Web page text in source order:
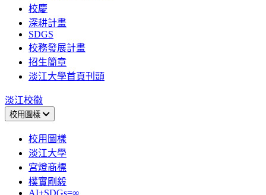
校慶
深耕計畫
SDGS
校務發展計畫
招生簡章
淡江大學首頁刊頭
淡江校徽
校用圖樣
校用圖樣
淡江大學
宮燈商標
樸實剛毅
AI+SDGs=∞